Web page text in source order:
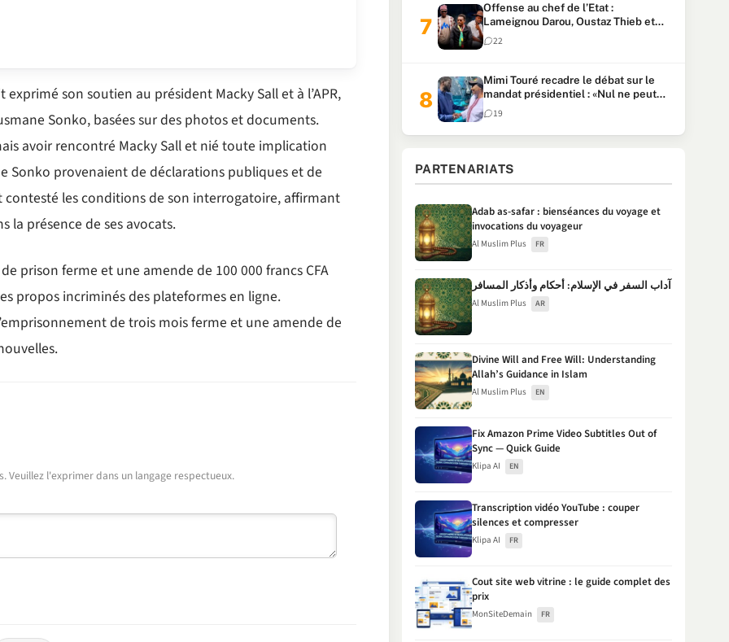
son soutien au président Macky Sall et à l’APR,
Sonko, basées sur des photos et documents.
avoir rencontré Macky Sall et nié toute implication
Sonko provenaient de déclarations publiques et de
les conditions de son interrogatoire, affirmant
la présence de ses avocats.
prison ferme et une amende de 100 000 francs CFA
propos incriminés des plateformes en ligne.
de trois mois ferme et une amende de
l'exprimer dans un langage respectueux.
Offense au chef de l’Etat :
Lameignou Darou, Oustaz Thieb et
Ndiaye Touba lourdement
condamnés
22
Mimi Touré recadre le débat sur le
mandat présidentiel : «Nul ne peut
faire plus de deux mandats
consécutifs de 5 ans»
19
PARTENARIATS
Adab as-safar : bienséances du voyage et
invocations du voyageur
Al Muslim Plus FR
آداب السفر في الإسلام: أحكام وأذكار المسافر
Al Muslim Plus AR
Divine Will and Free Will: Understanding
Allah’s Guidance in Islam
Al Muslim Plus EN
Fix Amazon Prime Video Subtitles Out of
Sync — Quick Guide
Klipa AI EN
Transcription vidéo YouTube : couper
silences et compresser
Klipa AI FR
Cout site web vitrine : le guide complet des
prix
MonSiteDemain FR